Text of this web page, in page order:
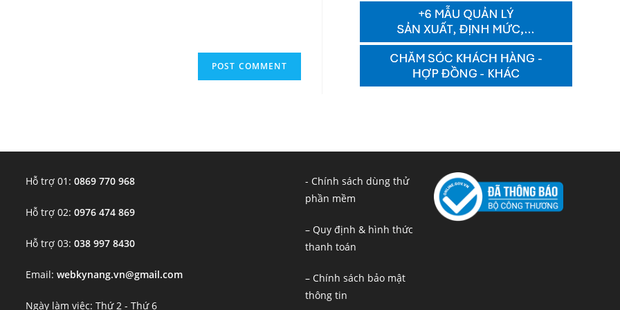
Hỗ trợ 01:0869 770 968
Hỗ trợ 02:0976 474 869
Hỗ trợ 03:038 997 8430
Email:webkynang.vn@gmail.com
Ngày làm việc: Thứ 2 - Thứ 6
- Chính sách dùng thử
phần mềm
– Quy định & hình thức
thanh toán
– Chính sách bảo mật
thông tin